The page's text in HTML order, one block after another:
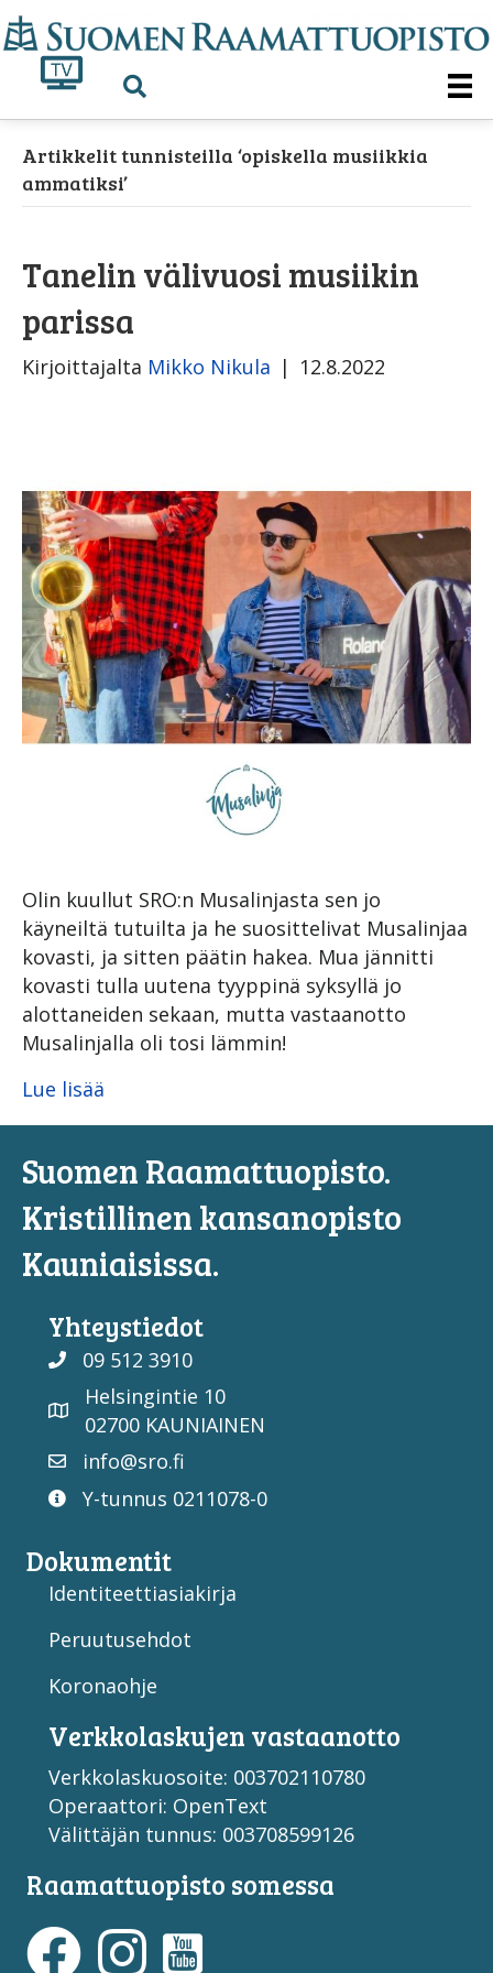
Artikkelit tunnisteilla ‘opiskella musiikkia
ammatiksi’
Tanelin välivuosi musiikin
parissa
Kirjoittajalta Mikko Nikula | 12.8.2022
Olin kuullut SRO:n Musalinjasta sen jo
käyneiltä tutuilta ja he suosittelivat Musalinjaa
kovasti, ja sitten päätin hakea. Mua jännitti
kovasti tulla uutena tyyppinä syksyllä jo
alottaneiden sekaan, mutta vastaanotto
Musalinjalla oli tosi lämmin!
Lue lisää
Suomen Raamattuopisto.
Kristillinen kansanopisto
Kauniaisissa.
Yhteystiedot
09 512 3910
Helsingintie 10
02700 KAUNIAINEN
info@sro.fi
Y-tunnus 0211078-0
Dokumentit
Identiteettiasiakirja
Peruutusehdot
Koronaohje
Verkko­laskujen vastaan­otto
Verkkolaskuosoite: 003702110780
Operaattori: OpenText
Välittäjän tunnus: 003708599126
Raamattuopisto somessa